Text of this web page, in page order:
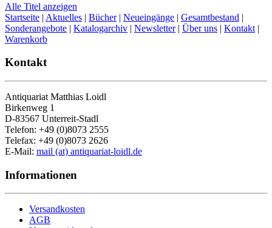
Alle Titel anzeigen
Startseite | Aktuelles | Bücher| Neueingänge | Gesamtbestand |
Sonderangebote | Katalogarchiv | Newsletter| Über uns | Kontakt |
Warenkorb
Kontakt
Antiquariat Matthias Loidl
Birkenweg 1
D-83567 Unterreit-Stadl
Telefon: +49 (0)8073 2555
Telefax: +49 (0)8073 2626
E-Mail: mail (at) antiquariat-loidl.de
Informationen
Versandkosten
AGB